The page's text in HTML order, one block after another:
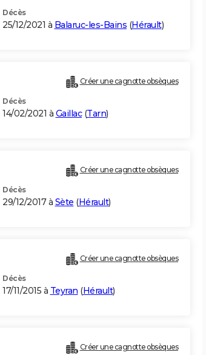
Décès
25/12/2021 à Balaruc-les-Bains (Hérault)
Créer une cagnotte obsèques
Décès
14/02/2021 à Gaillac(Tarn)
Créer une cagnotte obsèques
Décès
29/12/2017 à Sète (Hérault)
Créer une cagnotte obsèques
Décès
17/11/2015 à Teyran (Hérault)
Créer une cagnotte obsèques